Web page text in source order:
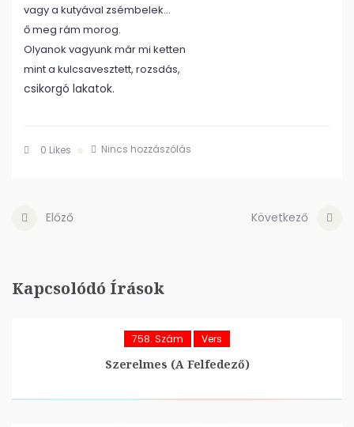
vagy a kutyával zsémbelek…
ő meg rám morog.
Olyanok vagyunk már mi ketten
mint a kulcsavesztett, rozsdás,
csikorgó lakatok.
0 Likes Nincs hozzászólás
Előző Következő
Kapcsolódó Írások
758. Szám Vers
Szerelmes (A Felfedező)